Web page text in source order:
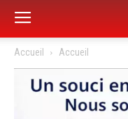
Accueil Accueil